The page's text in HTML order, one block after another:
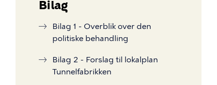
Bilag
Bilag 1 - Overblik over den
politiske behandling
Bilag 2 - Forslag til lokalplan
Tunnelfabrikken